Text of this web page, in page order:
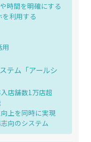
時間を明確にする
利用する
用
テム「アールシ
店舗数1万店超
上を同時に実現
向のシステム